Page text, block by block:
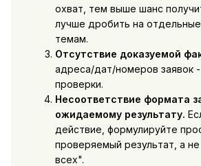
охват, тем выше шанс
лучше дробить на
темам.
Отсутствие доказуемой
адреса/дат/номеров заявок
проверки.
Несоответствие формата
ожидаемому результату.
действие, формулируйте
проверяемый результат, а
всех".